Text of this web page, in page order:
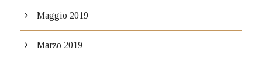
Maggio 2019
Marzo 2019